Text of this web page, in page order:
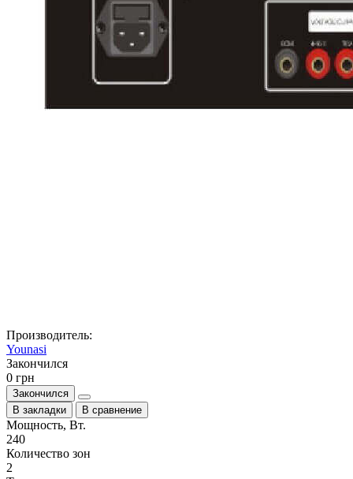
Производитель:
Younasi
Закончился
0 грн
Закончился
В закладки
В сравнение
Мощность, Вт.
240
Количество зон
2